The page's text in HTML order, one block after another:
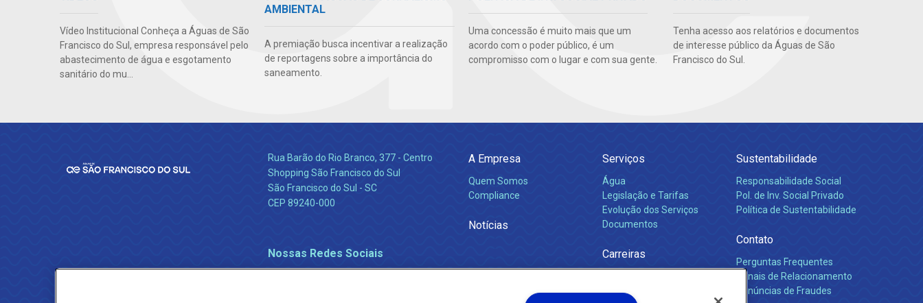
Vídeo Institucional Conheça a Águas de São
Francisco do Sul, empresa responsável pelo
abastecimento de água e esgotamento
sanitário do mu...
AMBIENTAL
A premiação busca incentivar a realização
de reportagens sobre a importância do
saneamento.
Uma concessão é muito mais que um
acordo com o poder público, é um
compromisso com o lugar e com sua gente.
Tenha acesso aos relatórios e documentos
de interesse público da Águas de São
Francisco do Sul.
Rua Barão do Rio Branco, 377 - Centro
Shopping São Francisco do Sul
São Francisco do Sul - SC
CEP 89240-000
Nossas Redes Sociais
A Empresa
Quem Somos
Compliance
Notícias
Serviços
Água
Legislação e Tarifas
Evolução dos Serviços
Documentos
Carreiras
Sustentabilidade
Responsabilidade Social
Pol. de Inv. Social Privado
Política de Sustentabilidade
Contato
Perguntas Frequentes
Canais de Relacionamento
Denúncias de Fraudes